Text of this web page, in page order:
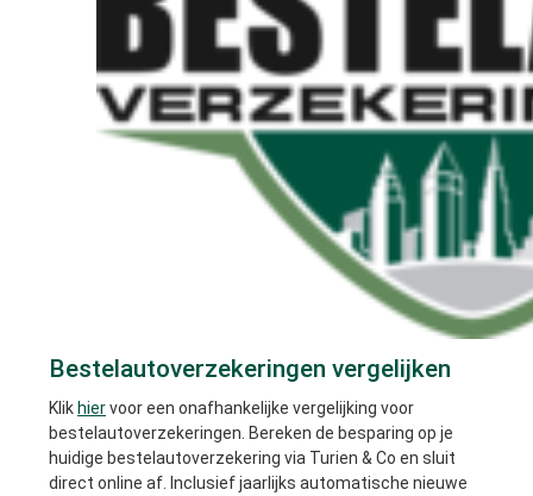
Bestelautoverzekeringen vergelijken
Klikhiervoor een onafhankelijke vergelijking voor
bestelautoverzekeringen. Bereken de besparing op je
huidige bestelautoverzekering via Turien & Co en sluit
direct online af. Inclusief jaarlijks automatische nieuwe